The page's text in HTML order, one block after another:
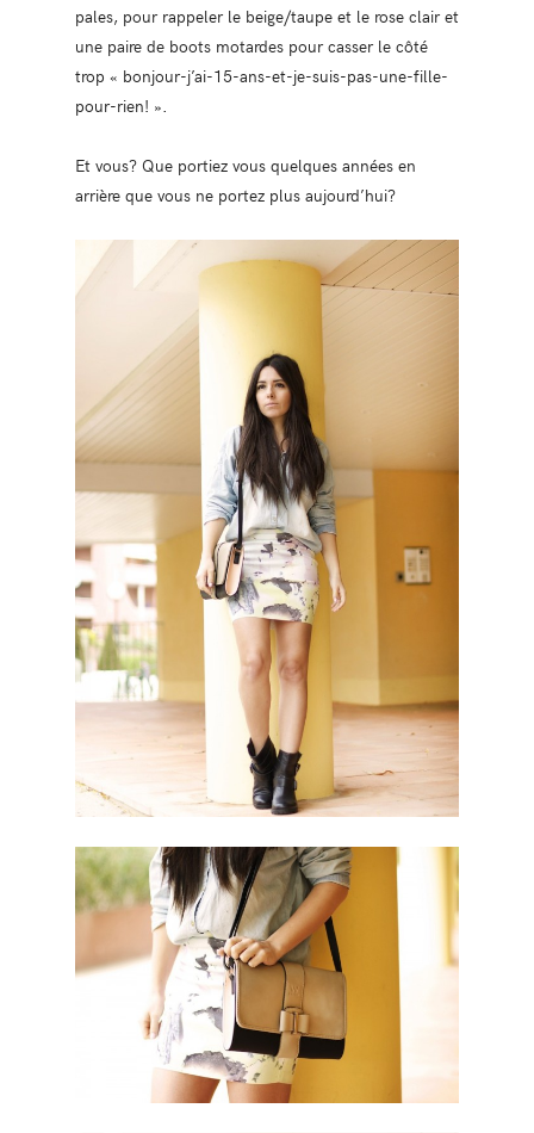
pales, pour rappeler le beige/taupe et le rose clair et
une paire de boots motardes pour casser le côté
trop « bonjour-j’ai-15-ans-et-je-suis-pas-une-fille-
pour-rien! ».
Et vous? Que portiez vous quelques années en
arrière que vous ne portez plus aujourd’hui?